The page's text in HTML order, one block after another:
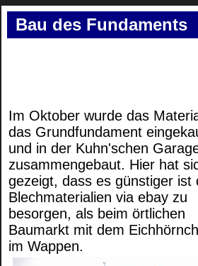
Bau des Fundaments
Im Oktober wurde das
das Grundfundament
und in der Kuhn'schen
zusammengebaut. Hier hat
gezeigt, dass es günstiger ist
Blechmaterialien via ebay zu
besorgen, als beim örtlichen
Baumarkt mit dem
im Wappen.